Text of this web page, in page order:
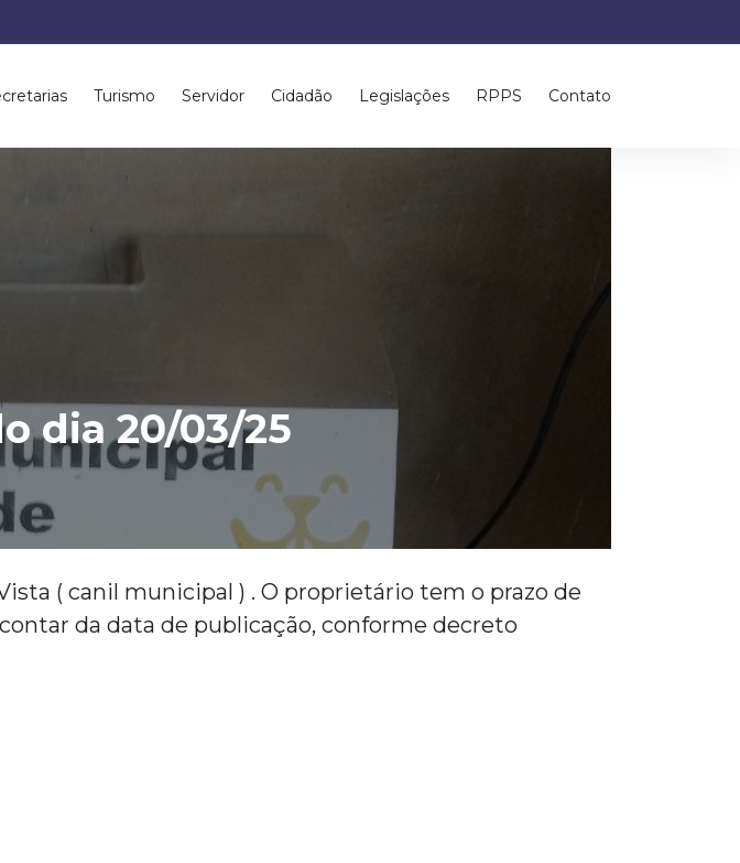
Turismo Servidor Cidadão Legislações RPPS Contato
dia 20/03/25
( canil municipal ) . O proprietário tem o prazo de
da data de publicação, conforme decreto